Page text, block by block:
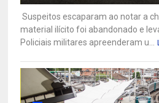
Suspeitos escaparam ao notar a
material ilícito foi abandonado e
Policiais militares apreenderam u...